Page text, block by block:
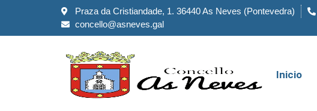
Praza da Cristiandade, 1. 36440 As Neves (Pontevedra)
concello@asneves.gal
Inicio